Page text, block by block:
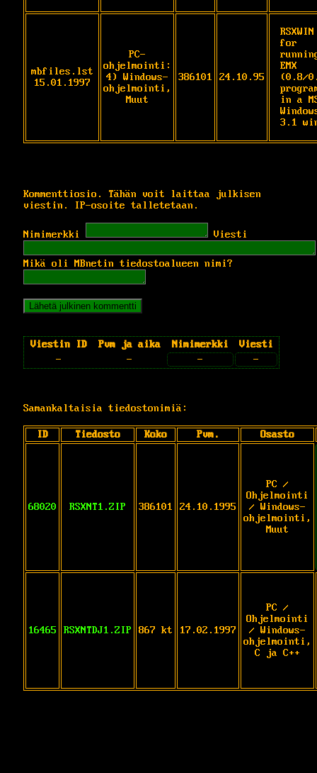
mbfiles.lst
15.01.1997
PC-
ohjelmointi:
4) Windows-
ohjelmointi,
Muut
386101 24.10.95
for
EMX
(0.8/
in a
3.1
Kommenttiosio. Tähän voit laittaa julkisen
viestin. IP-osoite talletetaan.
Nimimerkki Viesti
Mikä oli MBnetin tiedostoalueen nimi?
Viestin ID Pvm ja aika Nimimerkki
Viesti
-
- - -
Samankaltaisia tiedostonimiä:
ID Tiedosto Koko Pvm. Osasto
68020 RSXNT1.ZIP 386101 24.10.1995
PC /
Ohjelmointi
/ Windows-
ohjelmointi,
Muut
16465 RSXNTDJ1.ZIP 867 kt 17.02.1997
PC /
Ohjelmointi
/ Windows-
ohjelmointi,
C ja C++